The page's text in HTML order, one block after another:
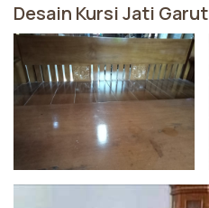
Desain Kursi Jati Garut